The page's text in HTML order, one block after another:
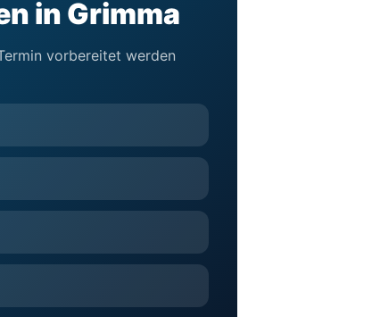
in Grimma
vorbereitet werden